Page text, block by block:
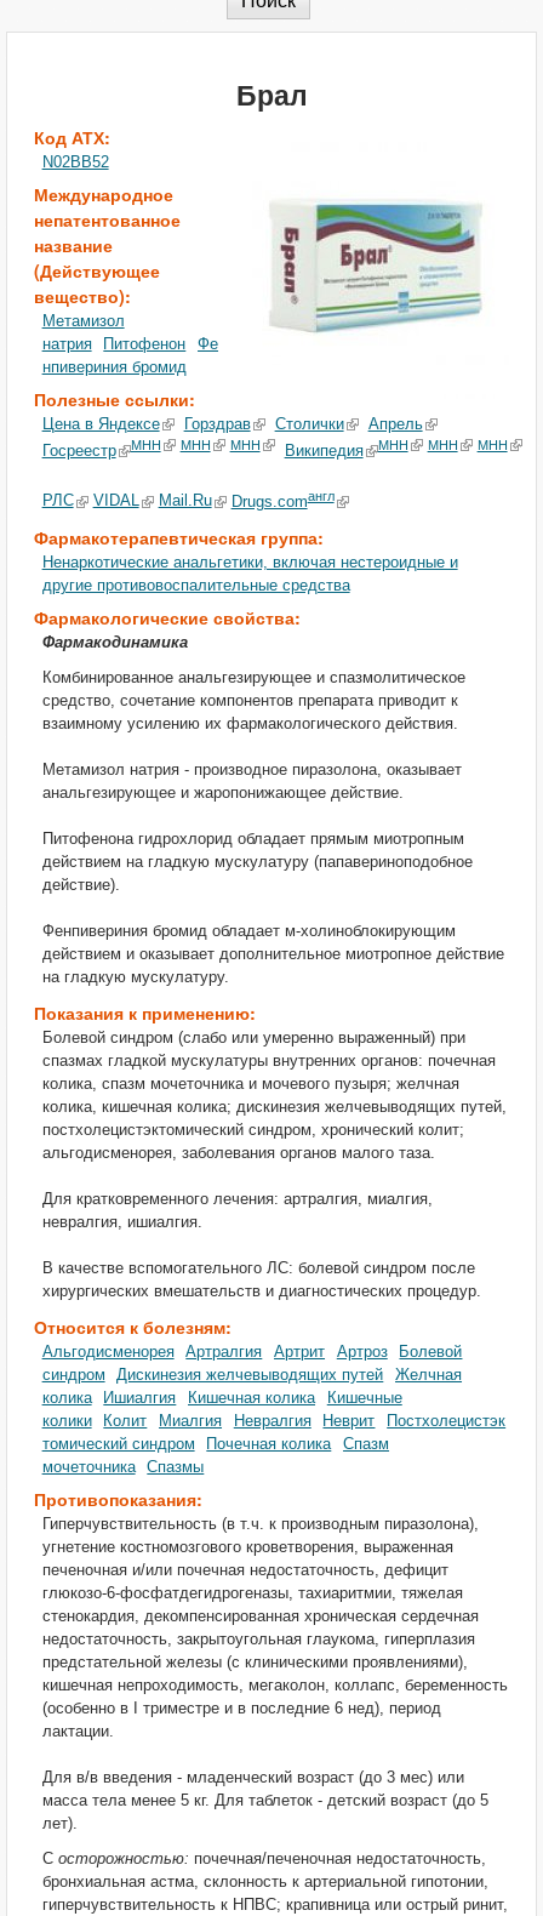
Брал
Код АТХ:
N02BB52
Международное
непатентованное
название
(Действующее
вещество):
Метамизол
натрия
Питофенон
Фе
нпивериния бромид
Полезные ссылки:
Цена в Яндексе Горздрав Столички
Апрель
Госреестр
МНН МНН МНН Википедия МНН МНН МНН
РЛС VIDAL Mail.Ru Drugs.comангл
Фармакотерапевтическая группа:
Ненаркотические анальгетики, включая нестероидные и
другие противовоспалительные средства
Фармакологические свойства:
Фармакодинамика
Комбинированное анальгезирующее и спазмолитическое
средство, сочетание компонентов препарата приводит к
взаимному усилению их фармакологического действия.
Метамизол натрия - производное пиразолона, оказывает
анальгезирующее и жаропонижающее действие.
Питофенона гидрохлорид обладает прямым миотропным
действием на гладкую мускулатуру (папавериноподобное
действие).
Фенпивериния бромид обладает м-холиноблокирующим
действием и оказывает дополнительное миотропное действие
на гладкую мускулатуру.
Показания к применению:
Болевой синдром (слабо или умеренно выраженный) при
спазмах гладкой мускулатуры внутренних органов: почечная
колика, спазм мочеточника и мочевого пузыря; желчная
колика, кишечная колика; дискинезия желчевыводящих путей,
постхолецистэктомический синдром, хронический колит;
альгодисменорея, заболевания органов малого таза.
Для кратковременного лечения: артралгия, миалгия,
невралгия, ишиалгия.
В качестве вспомогательного ЛС: болевой синдром после
хирургических вмешательств и диагностических процедур.
Относится к болезням:
Альгодисменорея Артралгия Артрит Артроз
Болевой
синдром
Дискинезия желчевыводящих путей
Желчная
колика
Ишиалгия Кишечная колика
Кишечные
колики
Колит Миалгия Невралгия Неврит
Постхолецистэк
томический синдром
Почечная колика
Спазм
мочеточника
Спазмы
Противопоказания:
Гиперчувствительность (в т.ч. к производным пиразолона),
угнетение костномозгового кроветворения, выраженная
печеночная и/или почечная недостаточность, дефицит
глюкозо-6-фосфатдегидрогеназы, тахиаритмии, тяжелая
стенокардия, декомпенсированная хроническая сердечная
недостаточность, закрытоугольная глаукома, гиперплазия
предстательной железы (с клиническими проявлениями),
кишечная непроходимость, мегаколон, коллапс, беременность
(особенно в I триместре и в последние 6 нед), период
лактации.
Для в/в введения - младенческий возраст (до 3 мес) или
масса тела менее 5 кг. Для таблеток - детский возраст (до 5
лет).
С осторожностью: почечная/печеночная недостаточность,
бронхиальная астма, склонность к артериальной гипотонии,
гиперчувствительность к НПВС; крапивница или острый ринит,